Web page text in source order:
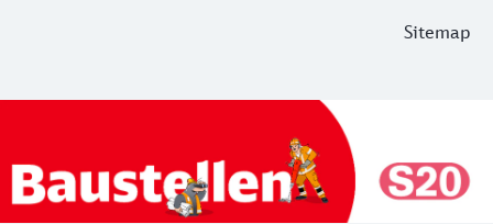
Sitemap
Informationen zu Bauarbeiten der